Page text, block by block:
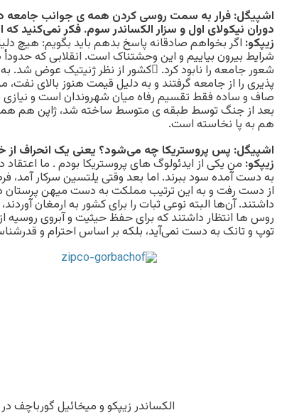
اشپیگل: فرار به سمت روسی کردن همه ی جوانب جامعه
دوران نیکولای اول و سزار الکساندر سوم. فکر نمی‌کنید
زیپکو: اگر بخواهم صادقانه پاسخ بدهم باید بگویم: هیچ
شرایط بیرون بیاییم و این وحشتناک است. انقلابی که
شعور جامعه را نابود کرد. ٰکشور از نظر ژنیتیک عوض شد.
پذیری را از جامعه گرفتند و به دلیل قیمت هنوز بالای
صاف و ساده فقط تقسیم رفاه میان شهروندان است و
بعد از جنگ توسط طبقه ی متوسط ساخته شد، ژاپن هم
هم به پا نخاسته است.
اشپیگل: پس پروستریکا چه می‌شود؟ یعنی یک انحراف
زیپکو: من یکی از ایدئولوگ های پروستریکا بودم . ما
به دست آمده سود ببرند. اما بعد وقتی یلتسین سرکار آمد،
از دست رفت و به این ترتیب مملکت به دست میهن پرستان
داشتند. آن‌ها البته نوعی ثبات را برای کشور به ارمغان آوردند،
روس ها انتظار داشتند که برای حفظ حیثیت و آبروی روسیه
توپ و تانک به دست نمی‌آید، بلکه بر اساس احترام و
الکساندر زیپکو و میخائیل گورباچف